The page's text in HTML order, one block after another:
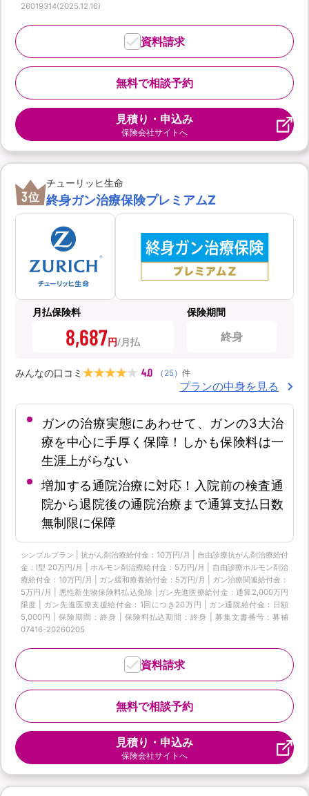
26019314(2025.12.16)
無料で相談予約
資料請求
見積り・申込み
保険会社サイトへ
3位
チューリッヒ生命
終身ガン治療保険プレミアムZ
月払保険料
8,687円
保険期間
終身
みんなの口コミ 4.0 （ 25） 件
プランの中身を見る
ガンの治療実態にあわせて、ガンの3大治
療を中心に手厚く保障！しかも保険料は一
生涯上がらない
増加する通院治療に対応！入院前の検査通
院から退院後の通院治療まで通算支払日数
無制限に保障
シンプルプラン | 抗がん剤治療給付金：10万円/月 | 自由診療抗がん剤治療給付
金：Ⅰ型 20万円/月 | ホルモン剤治療給付金：5万円/月 | 自由診療ホルモン剤治
療給付金：10万円/月 | ガン緩和療養給付金：5万円/月 | ガン治療関連給付金：
5万円/月 | 悪性新生物保険料払込免除 |ガン先進医療給付金：通算2,000万円
限度 | ガン先進医療支援給付金：1回につき20万円 | ガン通院給付金：日額
5,000円 | 保険期間：終身 | 保険料払込期間：終身 | 募集文書番号：募補
07416-20260205
無料で相談予約
資料請求
見積り・申込み
保険会社サイトへ